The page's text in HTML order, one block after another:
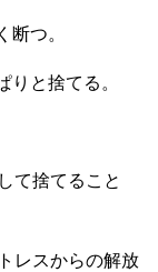
断つ。
りと捨てる。
て捨てること
レスからの解放